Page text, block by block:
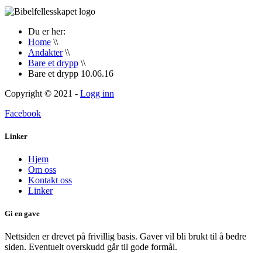
Du er her:
Home \\
Andakter \\
Bare et drypp \\
Bare et drypp 10.06.16
Copyright © 2021 - Logg inn
Facebook
Linker
Hjem
Om oss
Kontakt oss
Linker
Gi en gave
Nettsiden er drevet på frivillig basis. Gaver vil bli brukt til å bedre
siden. Eventuelt overskudd går til gode formål.